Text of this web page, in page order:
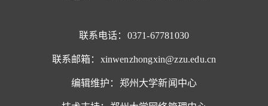
联系电话：0371-67781030
联系邮箱：xinwenzhongxin@zzu.edu.cn
编辑维护：郑州大学新闻中心